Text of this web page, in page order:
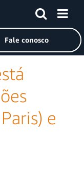
da Amazon Web
Fale conosco
e